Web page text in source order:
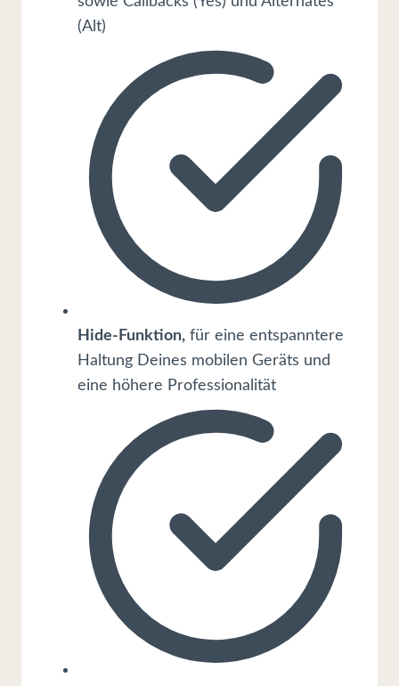
(Alt)
Hide-Funktion, für eine entspanntere
Haltung Deines mobilen Geräts und
eine höhere Professionalität